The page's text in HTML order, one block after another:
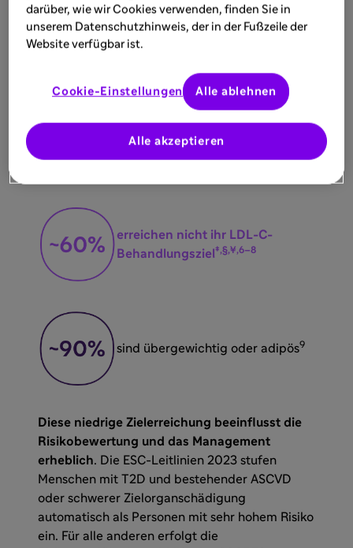
haben ihren Blutdruck nicht im
Zielbereich
erreichen ihr HbA1c
erreichen nicht ihr LDL-C-
Behandlungsziel‡,§,¥,6–8
sind übergewichtig oder adipös9
Diese niedrige Zielerreichung beeinflusst die
Risikobewertung und das Management
erheblich. Die ESC-Leitlinien 2023 stufen
Menschen mit T2D und bestehender ASCVD
oder schwerer Zielorganschädigung
automatisch als Personen mit sehr hohem Risiko
ein. Für alle anderen erfolgt die
darüber, wie wir Cookies verwenden, finden Sie in
unserem Datenschutzhinweis, der in der Fußzeile der
Website verfügbar ist.
Cookie-Einstellungen
Alle akzeptieren
Alle ablehnen